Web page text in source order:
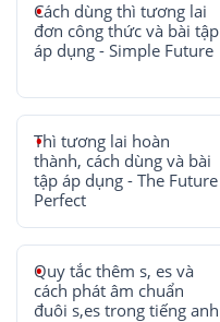
Cách dùng thì tương lai
đơn công thức và bài tập
áp dụng - Simple Future
Thì tương lai hoàn
thành, cách dùng và bài
tập áp dụng - The Future
Perfect
Quy tắc thêm s, es và
cách phát âm chuẩn
đuôi s,es trong tiếng anh